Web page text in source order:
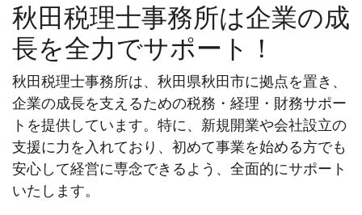
秋田税理士事務所は企業の成
長を全力でサポート！
秋田税理士事務所は、秋田県秋田市に拠点を置き、
企業の成長を支えるための税務・経理・財務サポー
トを提供しています。特に、新規開業や会社設立の
支援に力を入れており、初めて事業を始める方でも
安心して経営に専念できるよう、全面的にサポート
いたします。